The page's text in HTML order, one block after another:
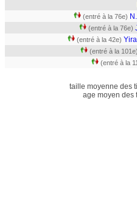
(entré à la 76e)
(entré à la 76e)
(entré à la 42e)
(entré à la 101e)
(entré à la
taille moyenne des
age moyen des